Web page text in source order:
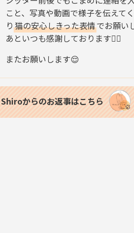
こと、写真や動画で様子を伝えて
り 猫の安心しきった表情でお願い
あといつも感謝しております🙇‍♀️
またお願いします😌
Shiroからのお返事はこちら